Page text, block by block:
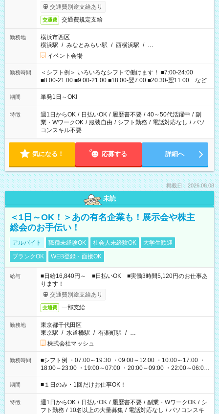
交通費別途支給あり
交通費 交通費規定支給
勤務地
横浜市西区
横浜駅 / みなとみらい駅 / 西横浜駅 / …
イベント会場
勤務時間
＜シフト例＞ いろいろなシフトで働けます！ ■7:00-24:00
■8:00-21:00 ■9:00-21:00 ■18:00-翌7:00 ■20:30-翌11:00 など
期間 単発1日～OK!
特徴 週1日からOK / 日払いOK / 履歴書不要 / 40～50代活躍中 / 副
業・WワークOK / 服装自由 / シフト勤務 / 電話対応なし / パソ
コンスキル不要
気になる！ 応募する 詳細へ
掲載日：2026.08.08
未読
＜1日～OK！＞あの有名企業も！展示会や株主
総会のお手伝い！
アルバイト 職種未経験OK 社会人未経験OK
大学生歓迎
ブランクOK
WEB登録・面接OK
給与
■日給16,840円～ ■日払いOK ■実働3時間5,120円のお仕事あ
ります！
交通費別途支給あり
交通費 一部支給
勤務地
東京都千代田区
東京駅 / 水道橋駅 / 有楽町駅 / …
株式会社マッシュ
勤務時間
■シフト例 ・07:00～19:30 ・09:00～12:00 ・10:00～17:00 ・
18:00～23:00 ・19:00～07:00 ・20:00～09:00 ・22:00～06:00
etc ★最短で3時間で5,120円のお仕事から 15時間で2万円近く稼
げるお仕事も！ ご希望のお時間に合わせてご紹介！ ※シフトは
ください！
期間 ■１日のみ・1回だけお仕事OK！
特徴 週1日からOK / 日払いOK / 履歴書不要 / 副業・WワークOK / シ
フト勤務 / 10名以上の大量募集 / 電話対応なし / パソコンスキ